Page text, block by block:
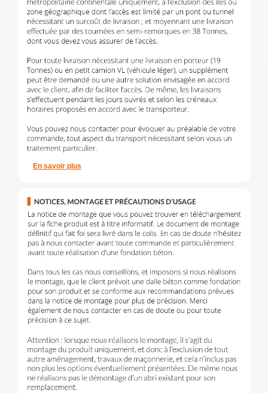
En savoir plus